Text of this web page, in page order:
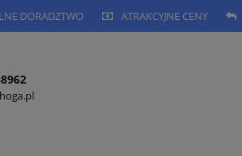
DORADZTWO ATRAKCYJNE CENY